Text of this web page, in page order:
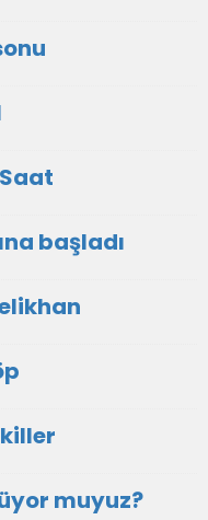
başladı
muyuz?